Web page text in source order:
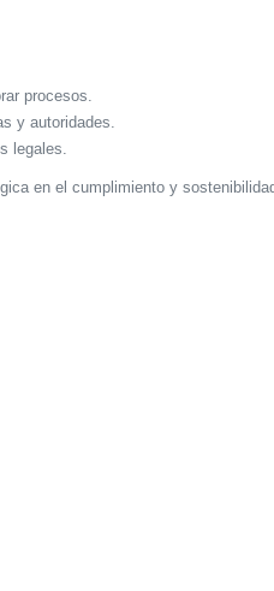
procesos.
y autoridades.
legales.
en el cumplimiento y